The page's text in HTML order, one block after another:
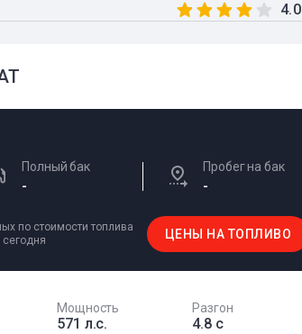
4.0
Полный бак
-
Пробег на бак
-
по стоимости топлива
сегодня ЦЕНЫ НА ТОПЛИВО
Мощность
571 л.с.
Разгон
4.8 с